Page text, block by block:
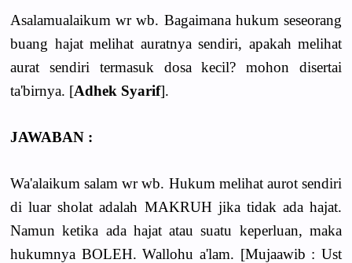
Asalamualaikum wr wb. Bagaimana hukum seseorang
buang hajat melihat auratnya sendiri, apakah melihat
aurat sendiri termasuk dosa kecil? mohon disertai
ta'birnya. [Adhek Syarif].
JAWABAN :
Wa'alaikum salam wr wb. Hukum melihat aurot sendiri
di luar sholat adalah MAKRUH jika tidak ada hajat.
Namun ketika ada hajat atau suatu keperluan, maka
hukumnya BOLEH. Wallohu a'lam. [Mujaawib : Ust